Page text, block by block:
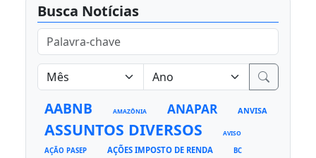
Busca Notícias
AABNB AMAZÔNIA ANAPAR ANVISA
ASSUNTOS DIVERSOS AVISO
AÇÃO PASEP AÇÕES IMPOSTO DE RENDA BC